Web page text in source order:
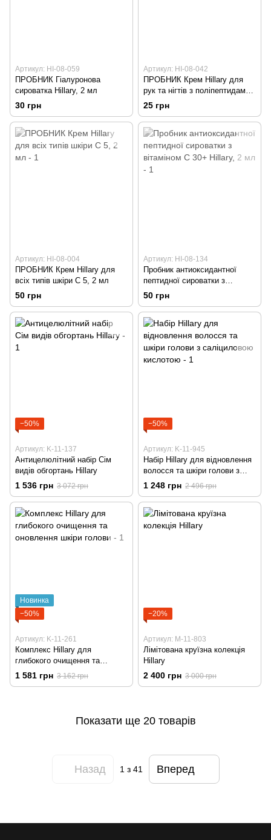
Артикул: HI-08-059
ПРОБНИК Гіалуронова
сироватка Hillary, 2 мл
30 грн
Артикул: HI-08-042
ПРОБНИК Крем Hillary для
рук та нігтів з поліпептидами
шовку, 2 мл
25 грн
Артикул: HI-08-004
ПРОБНИК Крем Hillary для
всіх типів шкіри С 5, 2 мл
50 грн
Артикул: HI-08-134
Пробник антиоксидантної
пептидної сироватки з
вітаміном C 30+ Hillary, 2 мл
50 грн
−50%
Артикул: K-11-137
Антицелюлітний набір Сім
видів обгортань Hillary
1 536 грн 3 072 грн
−50%
Артикул: K-11-945
Набір Hillary для відновлення
волосся та шкіри голови з
саліциловою кислотою
1 248 грн 2 496 грн
Новинка
−50%
Артикул: K-11-261
Комплекс Hillary для
глибокого очищення та
оновлення шкіри голови
1 581 грн 3 162 грн
−20%
Артикул: M-11-803
Лімітована круїзна колекція
Hillary
2 400 грн 3 000 грн
Показати ще 20 товарів
Назад 1з 41 Вперед